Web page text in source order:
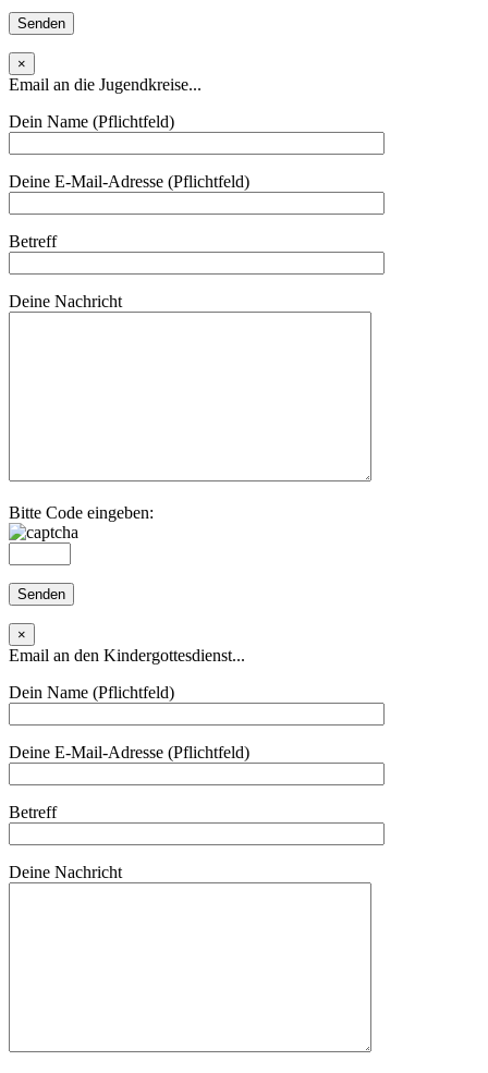
×
Email an die Jugendkreise...
Dein Name (Pflichtfeld)
Deine E-Mail-Adresse (Pflichtfeld)
Betreff
Deine Nachricht
Bitte Code eingeben:
×
Email an den Kindergottesdienst...
Dein Name (Pflichtfeld)
Deine E-Mail-Adresse (Pflichtfeld)
Betreff
Deine Nachricht